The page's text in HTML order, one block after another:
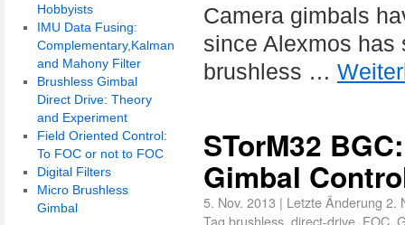
Camera gimbals
since Alexmos has
brushless …
STorM32
Gimbal
5. Nov. 2013 | Letzte Änderung 2.
Tag brushless, direct-drive, FOC,
Hobbyists
IMU Data Fusing:
Complementary,Kalman
and Mahony Filter
Brushless Gimbal
Direct Drive: Theory
and Experiment
Field Oriented Control:
To FOC or not to FOC
Digital Filters
Micro Brushless
Gimbal